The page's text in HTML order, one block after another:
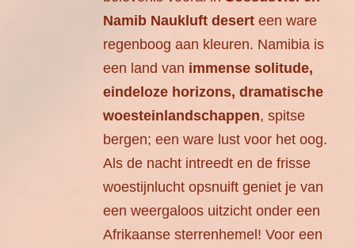
Namib Naukluft desert een ware
regenboog aan kleuren. Namibia is
een land van immense solitude,
eindeloze horizons, dramatische
woesteinlandschappen, spitse
bergen; een ware lust voor het oog.
Als de nacht intreedt en de frisse
woestijnlucht opsnuift geniet je van
een weergaloos uitzicht onder een
Afrikaanse sterrenhemel! Voor een